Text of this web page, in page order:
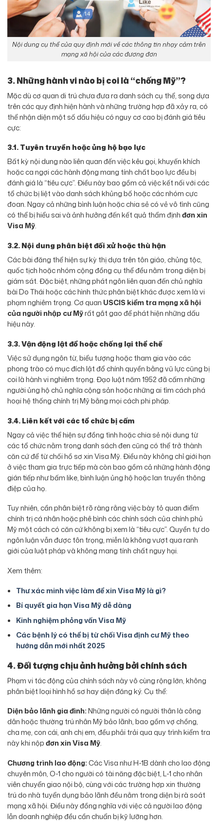
Nội dung cụ thể của quy định mới về các thông tin nhạy cảm trên
mạng xã hội của các đương đơn
3. Những hành vi nào bị coi là “chống Mỹ”?
Mặc dù cơ quan di trú chưa đưa ra danh sách cụ thể, song dựa
trên các quy định hiện hành và những trường hợp đã xảy ra, có
thể nhận diện một số dấu hiệu có nguy cơ cao bị đánh giá tiêu
cực:
3.1. Tuyên truyền hoặc ủng hộ bạo lực
Bất kỳ nội dung nào liên quan đến việc kêu gọi, khuyến khích
hoặc ca ngợi các hành động mang tính chất bạo lực đều bị
đánh giá là “tiêu cực”. Điều này bao gồm cả việc kết nối với các
tổ chức bị liệt vào danh sách khủng bố hoặc các nhóm cực
đoan. Ngay cả những bình luận hoặc chia sẻ có vẻ vô tình cũng
có thể bị hiểu sai và ảnh hưởng đến kết quả thẩm địnhđơn xin
Visa Mỹ.
3.2. Nội dung phân biệt đối xử hoặc thù hận
Các bài đăng thể hiện sự kỳ thị dựa trên tôn giáo, chủng tộc,
quốc tịch hoặc nhóm cộng đồng cụ thể đều nằm trong diện bị
giám sát. Đặc biệt, những phát ngôn liên quan đến chủ nghĩa
bài Do Thái hoặc các hình thức phân biệt khác được xem là vi
phạm nghiêm trọng. Cơ quan USCIS kiểm tra mạng xã hội
của người nhập cư Mỹrất gắt gao để phát hiện những dấu
hiệu này.
3.3. Vận động lật đổ hoặc chống lại thể chế
Việc sử dụng ngôn từ, biểu tượng hoặc tham gia vào các
phong trào có mục đích lật đổ chính quyền bằng vũ lực cũng bị
coi là hành vi nghiêm trọng. Đạo luật năm 1952 đã cấm những
người ủng hộ chủ nghĩa cộng sản hoặc những ai tìm cách phá
hoại hệ thống chính trị Mỹ bằng mọi cách phi pháp.
3.4. Liên kết với các tổ chức bị cấm
Ngay cả việc thể hiện sự đồng tình hoặc chia sẻ nội dung từ
các tổ chức nằm trong danh sách đen cũng có thể trở thành
căn cứ để từ chối hồ sơ xin Visa Mỹ. Điều này không chỉ giới hạn
ở việc tham gia trực tiếp mà còn bao gồm cả những hành động
gián tiếp như bấm like, bình luận ủng hộ hoặc lan truyền thông
điệp của họ.
Tuy nhiên, cần phân biệt rõ ràng rằng việc bày tỏ quan điểm
chính trị cá nhân hoặc phê bình các chính sách của chính phủ
Mỹ một cách có căn cứ không bị xem là “tiêu cực”. Quyền tự do
ngôn luận vẫn được tôn trọng, miễn là không vượt qua ranh
giới của luật pháp và không mang tính chất nguy hại.
Xem thêm:
Thư xác minh việc làm để xin Visa Mỹ là gì?
Bí quyết gia hạn Visa Mỹ dễ dàng
Kinh nghiệm phỏng vấn Visa Mỹ
Các bệnh lý có thể bị từ chối Visa định cư Mỹ theo
hướng dẫn mới nhất 2025
4. Đối tượng chịu ảnh hưởng bởi chính sách
Phạm vi tác động của chính sách này vô cùng rộng lớn, không
phân biệt loại hình hồ sơ hay diện đăng ký. Cụ thể:
Diện bảo lãnh gia đình:Những người có người thân là công
dân hoặc thường trú nhân Mỹ bảo lãnh, bao gồm vợ chồng,
cha mẹ, con cái, anh chị em, đều phải trải qua quy trình kiểm tra
này khi nộpđơn xin Visa Mỹ.
Chương trình lao động:Các Visa như H-1B dành cho lao động
chuyên môn, O-1 cho người có tài năng đặc biệt, L-1 cho nhân
viên chuyển giao nội bộ, cùng với các trường hợp xin thường
trú do nhà tuyển dụng bảo lãnh đều nằm trong diện bị rà soát
mạng xã hội. Điều này đồng nghĩa với việc cả người lao động
lẫn doanh nghiệp đều cần chuẩn bị kỹ lưỡng hơn.